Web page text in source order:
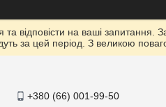
відповісти на ваші запитання.
за цей період. З великою
+380 (66) 001-99-50